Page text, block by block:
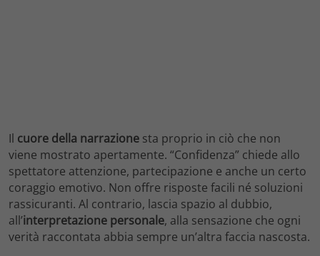
Il cuore della narrazione sta proprio in ciò che non
viene mostrato apertamente. “Confidenza” chiede allo
spettatore attenzione, partecipazione e anche un certo
coraggio emotivo. Non offre risposte facili né soluzioni
rassicuranti. Al contrario, lascia spazio al dubbio,
all’interpretazione personale, alla sensazione che ogni
verità raccontata abbia sempre un’altra faccia nascosta.